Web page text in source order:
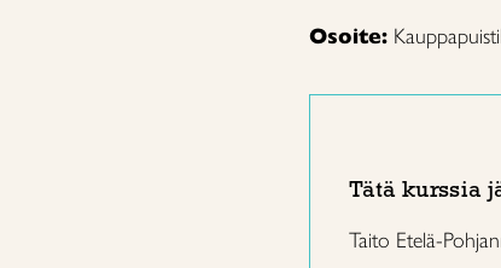
Osoite:
Tätä kurssia
Taito Etelä-